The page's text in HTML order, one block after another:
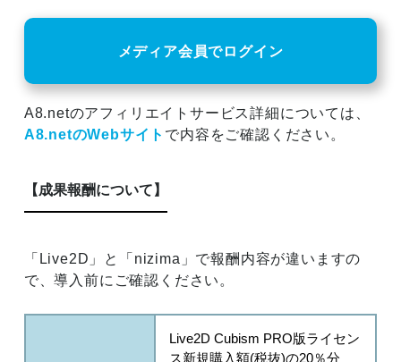
メディア会員でログイン
A8.netのアフィリエイトサービス詳細については、
A8.netのWebサイト で内容をご確認ください。
【成果報酬について】
「Live2D」と「nizima」で報酬内容が違いますの
で、導入前にご確認ください。
Live2D Cubism PRO版ライセン
ス新規購入額(税抜)の20％分